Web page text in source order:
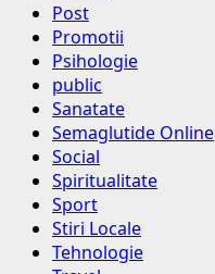
Post
Promotii
Psihologie
public
Sanatate
Semaglutide Online
Social
Spiritualitate
Sport
Stiri Locale
Tehnologie